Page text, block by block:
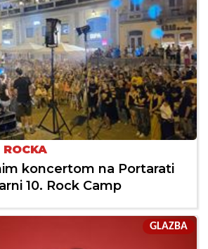
koncertom na Portarati
10. Rock Camp
GLAZBA